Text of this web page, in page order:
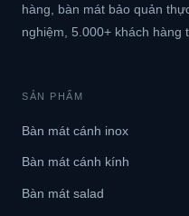
hàng, bàn mát bảo quản
nghiệm, 5.000+ khách hàng
SẢN PHẨM
Bàn mát cánh inox
Bàn mát cánh kính
Bàn mát salad